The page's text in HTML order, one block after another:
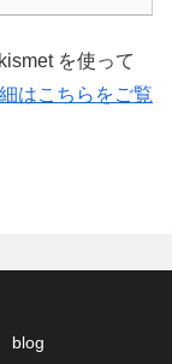
を使って
はこちらをご覧
blog